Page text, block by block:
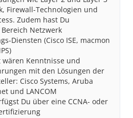
Firewall-Technologien und
Zudem hast Du
Netzwerk
Diensten (Cisco ISE, macmon
Kenntnisse und
mit den Lösungen der
Cisco Systems, Aruba
und LANCOM
Du über eine CCNA- oder